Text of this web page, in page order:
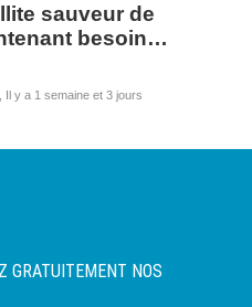
sauveur de
besoin…
Il y a 1 semaine et 3 jours
GRATUITEMENT NOS